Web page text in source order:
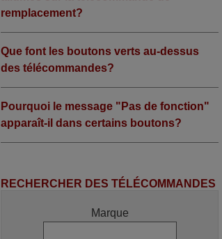
remplacement?
Que font les boutons verts au-dessus
des télécommandes?
Pourquoi le message "Pas de fonction"
apparaît-il dans certains boutons?
RECHERCHER DES TÉLÉCOMMANDES
Marque